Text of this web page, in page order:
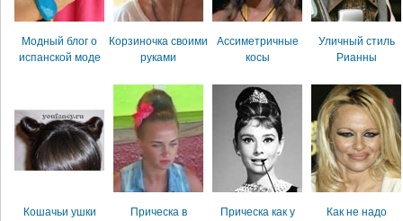
Модный блог о
испанской моде
Корзиночка своими
руками
Ассиметричные
косы
Уличный стиль
Рианны
Кошачьи ушки
Прическа в
Прическа как у
Как не надо